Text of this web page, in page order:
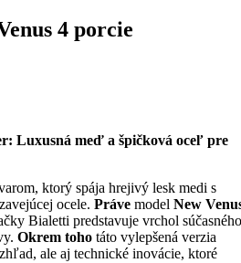
4 porcie
Luxusná meď a špičková oceľ pre
ktorý spája hrejivý lesk medi s
ocele. Práve model New
Bialetti predstavuje vrchol súčasného
Okrem toho táto vylepšená verzia
ale aj technické inovácie, ktoré